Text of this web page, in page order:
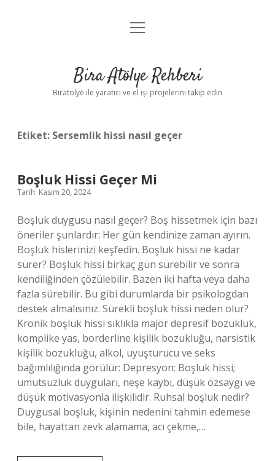
Anasayfa
Yasal Uyarı
menüyü
Bira Atölye Rehberi
Biratolye ile yaratıcı ve el işi projelerini takip edin
Etiket: Sersemlik hissi nasıl geçer
Boşluk Hissi Geçer Mi
Tarih: Kasım 20, 2024
Boşluk duygusu nasıl geçer? Boş hissetmek için bazı
öneriler şunlardır: Her gün kendinize zaman ayırın.
Boşluk hislerinizi keşfedin. Boşluk hissi ne kadar
sürer? Boşluk hissi birkaç gün sürebilir ve sonra
kendiliğinden çözülebilir. Bazen iki hafta veya daha
fazla sürebilir. Bu gibi durumlarda bir psikologdan
destek almalısınız. Sürekli boşluk hissi neden olur?
Kronik boşluk hissi sıklıkla majör depresif bozukluk,
komplike yas, borderline kişilik bozukluğu, narsistik
kişilik bozukluğu, alkol, uyuşturucu ve seks
bağımlılığında görülür: Depresyon: Boşluk hissi;
umutsuzluk duyguları, neşe kaybı, düşük özsaygı ve
düşük motivasyonla ilişkilidir. Ruhsal boşluk nedir?
Duygusal boşluk, kişinin nedenini tahmin edemese
bile, hayattan zevk alamama, acı çekme,…